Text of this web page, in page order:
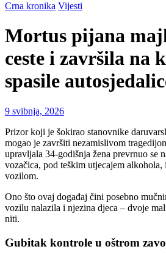
Crna kronika Vijesti
Mortus pijana
ceste i završila na
spasile
9 svibnja, 2026
Prizor koji je šokirao stanovnike
mogao je završiti nezamislivom
upravljala 34-godišnja žena prevrnuo se
vozačica, pod teškim utjecajem alkohola,
vozilom.
Ono što ovaj događaj čini posebno
vozilu nalazila i njezina djeca – dvoje
niti.
Gubitak kontrole u oštrom